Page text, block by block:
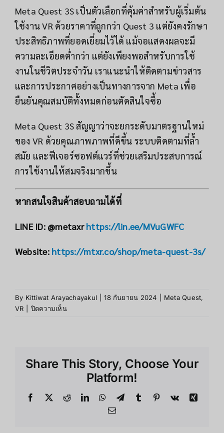
Meta Quest 3S เป็นตัวเลือกที่คุ้มค่าสำหรับผู้เริ่มต้น
ใช้งาน VR ด้วยราคาที่ถูกกว่า Quest 3 แต่ยังคงรักษา
ประสิทธิภาพที่ยอดเยี่ยมไว้ได้ แม้จอแสดงผลจะมี
ความละเอียดต่ำกว่า แต่ยังเพียงพอสำหรับการใช้
งานในชีวิตประจำวัน เราแนะนำให้ติดตามข่าวสาร
และการประกาศอย่างเป็นทางการจาก Meta เพื่อ
ยืนยันคุณสมบัติทั้งหมดก่อนตัดสินใจซื้อ
Meta Quest 3S สัญญาว่าจะยกระดับมาตรฐานใหม่
ของ VR ด้วยคุณภาพภาพที่ดีขึ้น ระบบติดตามที่ล้ำ
สมัย และฟีเจอร์ซอฟต์แวร์ที่ช่วยเสริมประสบการณ์
การใช้งานให้สมจริงมากขึ้น
หากสนใจสินค้าสอบถามได้ที่
LINE ID: @metaxrhttps://lin.ee/MVuGWFC
Website: https://mtxr.co/shop/meta-quest-3s/
By Kittiwat Arayachayakul 18 กันยายน 2024 Meta Quest,
VR
ปิดความเห็น
Share This Story, Choose Your
Platform!